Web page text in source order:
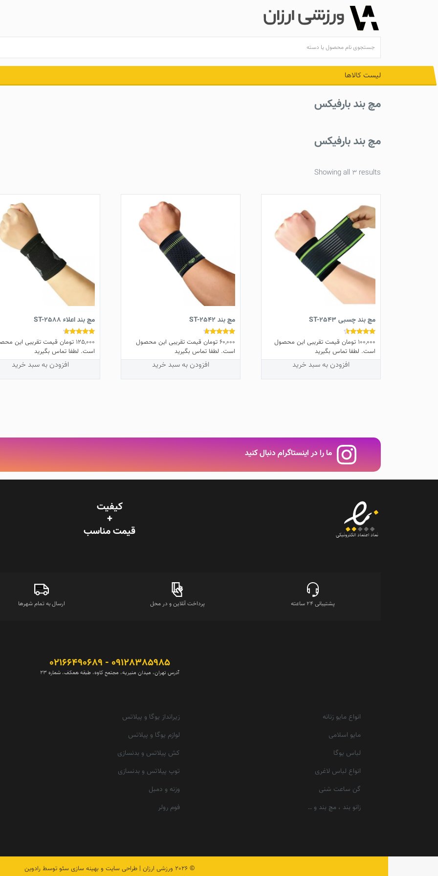
لیست کالاها
مچ بند بارفیکس
مچ بند بارفیکس
Showing all 3 results
مچ بند چسبی ST-2543
نمره
4.33
از 5
100,000 تومان قیمت تقریبی این محصول
است. لطفا تماس بگیرید
افزودن به سبد خرید
مچ بند ST-2542
نمره
4.50
از 5
60,000 تومانقیمت تقریبی این محصول
است. لطفا تماس بگیرید
افزودن به سبد خرید
مچ بند اعلاء ST-2588
نمره
4.50
از 5
125,000 تومانقیمت تقریبی این
است. لطفا تماس بگیرید
افزودن به سبد خرید
ما را در اینستاگرام دنبال کنید
نماد اعتماد الکترونیکی
کیفیت
+
قیمت‌ مناسب
پشتیبانی 24 ساعته پرداخت آنلاین و در محل ارسال به تمام شهرها
09128385985 - 02166490689
آدرس تهران، میدان منیریه، مجتمع کاوه، طبقه همکف، شماره 23
انواع مایو زنانه
مایو اسلامی
لباس یوگا
انواع لباس لاغری
گن ساعت شنی
زانو بند ، مچ بند و …
زیرانداز یوگا و پیلاتس
لوازم یوگا و پیلاتس
کش پیلاتس و بدنسازی
توپ پیلاتس و بدنسازی
وزنه و دمبل
فوم رولر
© 2026 ورزشی ارزان | طراحی سایت و بهینه سازی سئو توسط رادوین